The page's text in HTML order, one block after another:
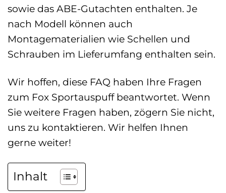
sowie das ABE-Gutachten enthalten. Je
nach Modell können auch
Montagematerialien wie Schellen und
Schrauben im Lieferumfang enthalten sein.
Wir hoffen, diese FAQ haben Ihre Fragen
zum Fox Sportauspuff beantwortet. Wenn
Sie weitere Fragen haben, zögern Sie nicht,
uns zu kontaktieren. Wir helfen Ihnen
gerne weiter!
Inhalt